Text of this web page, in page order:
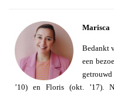
Marisca
Bedankt
een
’10) en Floris (okt. ’17).